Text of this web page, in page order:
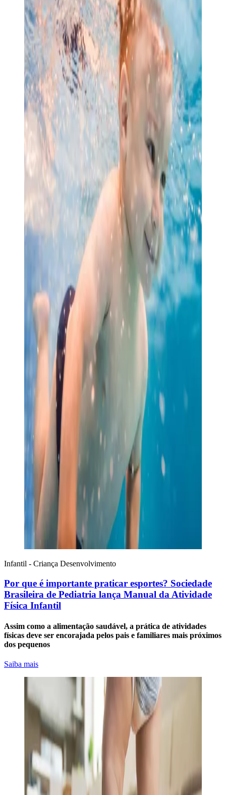
Infantil - Criança Desenvolvimento
Por que é importante praticar esportes? Sociedade
Brasileira de Pediatria lança Manual da Atividade
Física Infantil
Assim como a alimentação saudável, a prática de atividades
físicas deve ser encorajada pelos pais e familiares mais próximos
dos pequenos
Saiba mais